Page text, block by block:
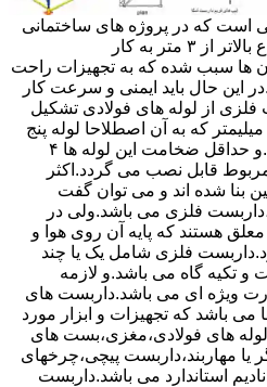
است که در پروژه های ساختمانی
برای استفاده از کارگر در ارتفاع بالاتر از ۳ متر به کار
ها سبب شده که به تجهیزات راحت
این حال باید ایمنی و سرعت کار
از لوله های فولادی تشکیل
شده است.که قطر آن ها ۴۸/۳ میلیمتر که به آن اصطلاحا لوله پنج
سانتی متری نیز گفته می شود.و حداقل ضخامت این لوله ها ۴
قابل نصب می گردد.اکثر
بنا شده اند و می توان گفت
فلزی می باشد.ولی در
هستند که پایه آن روی هوا و
فلزی شامل یک یا چند
و تکیه گاه می باشد.و لازمه
ویژه ای می باشد.داربست های
می باشد که تجهیزات و ابزار مورد
:لوله های فولادی،مغزی،بست های
یا مهاربند،داربست پیچی،چرخهای
استاندارد می باشد.داربست